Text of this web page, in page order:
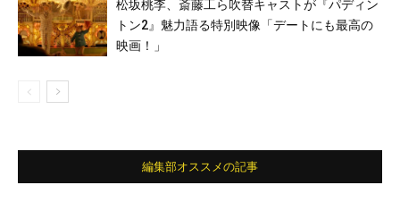
松坂桃李、斎藤工ら吹替キャストが『パディン
トン2』魅力語る特別映像「デートにも最高の
映画！」
編集部オススメの記事